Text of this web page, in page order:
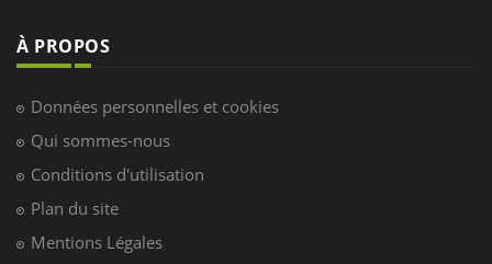
À PROPOS
Données personnelles et cookies
Qui sommes-nous
Conditions d'utilisation
Plan du site
Mentions Légales